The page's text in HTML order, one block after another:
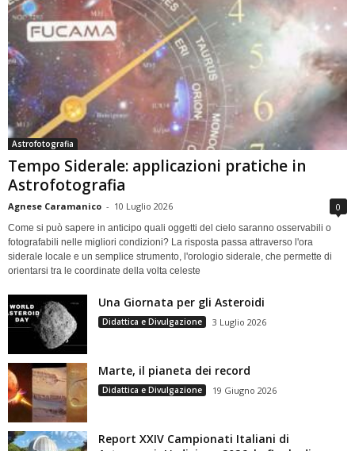
Astrofotografia
Tempo Siderale: applicazioni pratiche in
Astrofotografia
Agnese Caramanico - 10 Luglio 2026 0
Come si può sapere in anticipo quali oggetti del cielo saranno osservabili o
fotografabili nelle migliori condizioni? La risposta passa attraverso l'ora
siderale locale e un semplice strumento, l'orologio siderale, che permette di
orientarsi tra le coordinate della volta celeste
Una Giornata per gli Asteroidi
Didattica e Divulgazione 3 Luglio 2026
Marte, il pianeta dei record
Didattica e Divulgazione 19 Giugno 2026
Report XXIV Campionati Italiani di